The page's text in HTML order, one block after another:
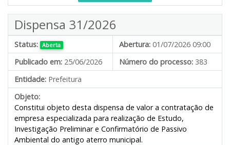
Dispensa 31/2026
Status: Aberta Abertura: 01/07/2026 09:00
Publicado em: 25/06/2026 Número do processo: 383
Entidade: Prefeitura
Objeto:
Constitui objeto desta dispensa de valor a contratação de
empresa especializada para realização de Estudo,
Investigação Preliminar e Confirmatório de Passivo
Ambiental do antigo aterro municipal.